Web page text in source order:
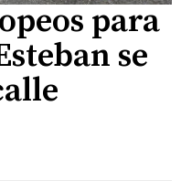
para
se